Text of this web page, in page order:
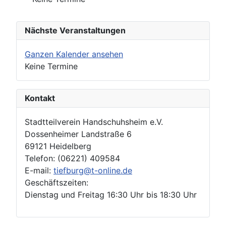
Nächste Veranstaltungen
Ganzen Kalender ansehen
Keine Termine
Kontakt
Stadtteilverein Handschuhsheim e.V.
Dossenheimer Landstraße 6
69121 Heidelberg
Telefon: (06221) 409584
E-mail: tiefburg@t-online.de
Geschäftszeiten:
Dienstag und Freitag 16:30 Uhr bis 18:30 Uhr